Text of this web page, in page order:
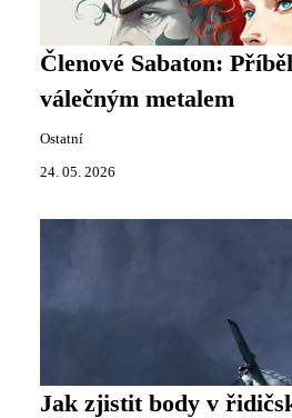
Členové Sabaton:
válečným metalem
Ostatní
24. 05. 2026
Jak zjistit body v